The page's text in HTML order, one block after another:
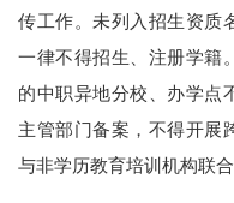
传工作。未列入招生资质
一律不得招生、注册学籍
的中职异地分校、办学点
主管部门备案，不得开展
与非学历教育培训机构联合